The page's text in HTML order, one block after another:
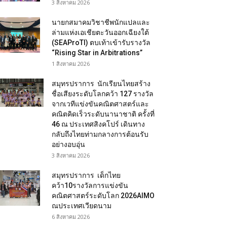
3 สิงหาคม 2026
นายกสมาคมวิชาชีพนักแปลและ
ล่ามแห่งเอเชียตะวันออกเฉียงใต้
(SEAProTI) ตบเท้าเข้ารับรางวัล
“Rising Star in Arbitrations”
1 สิงหาคม 2026
สมุทรปราการ นักเรียนไทยสร้าง
ชื่อเสียงระดับโลกคว้า 127 รางวัล
จากเวทีแข่งขันคณิตศาสตร์และ
คณิตคิดเร็วระดับนานาชาติ ครั้งที่
46 ณ ประเทศสิงคโปร์ เดินทาง
กลับถึงไทยท่ามกลางการต้อนรับ
อย่างอบอุ่น
3 สิงหาคม 2026
สมุทรปราการ เด็กไทย
คว้า10รางวัลการแข่งขัน
คณิตศาสตร์ระดับโลก 2026AIMO
ณประเทศเวียดนาม
6 สิงหาคม 2026